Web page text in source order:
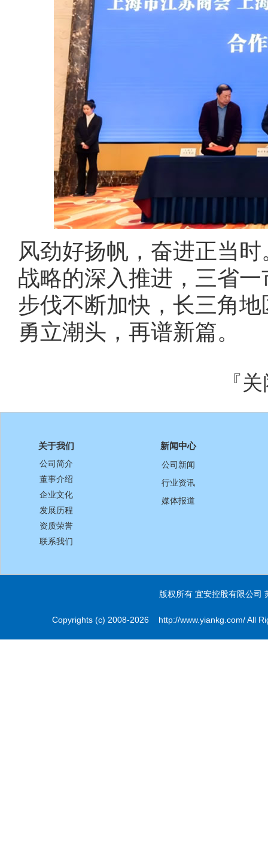
风劲好扬帆，奋进正当
战略的深入推进，三省
步伐不断加快，长三角
勇立潮头，再谱新篇。
『
关于我们
公司简介
董事介绍
企业文化
发展历程
资质荣誉
联系我们
新闻中心
公司新闻
行业资讯
媒体报道
版权所有 宜安控股有限公司
Copyrights (c) 2008-2026 http://www.yiankg.com/ All